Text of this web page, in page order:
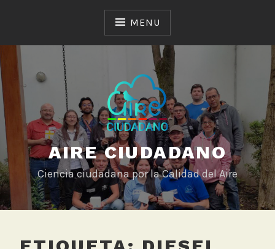
MENU
AIRE CIUDADANO
Ciencia ciudadana por la Calidad del Aire